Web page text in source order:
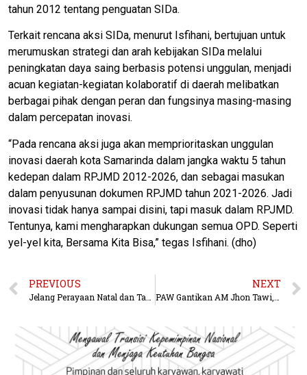
tahun 2012 tentang penguatan SIDa.
Terkait rencana aksi SIDa, menurut Isfihani, bertujuan untuk
merumuskan strategi dan arah kebijakan SIDa melalui
peningkatan daya saing berbasis potensi unggulan, menjadi
acuan kegiatan-kegiatan kolaboratif di daerah melibatkan
berbagai pihak dengan peran dan fungsinya masing-masing
dalam percepatan inovasi.
“Pada rencana aksi juga akan memprioritaskan unggulan
inovasi daerah kota Samarinda dalam jangka waktu 5 tahun
kedepan dalam RPJMD 2012-2026, dan sebagai masukan
dalam penyusunan dokumen RPJMD tahun 2021-2026. Jadi
inovasi tidak hanya sampai disini, tapi masuk dalam RPJMD.
Tentunya, kami mengharapkan dukungan semua OPD. Seperti
yel-yel kita, Bersama Kita Bisa,” tegas Isfihani. (dho)
PREVIOUS NEXT